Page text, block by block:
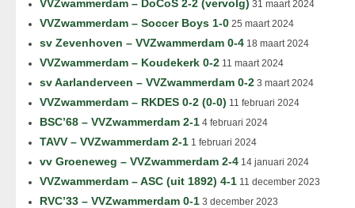
VVZwammerdam – DoCoS 2-2 (vervolg) 31 maart 2024
VVZwammerdam – Soccer Boys 1-0 25 maart 2024
sv Zevenhoven – VVZwammerdam 0-4 18 maart 2024
VVZwammerdam – Koudekerk 0-2 11 maart 2024
sv Aarlanderveen – VVZwammerdam 0-2 3 maart 2024
VVZwammerdam – RKDES 0-2 (0-0) 11 februari 2024
BSC’68 – VVZwammerdam 2-1 4 februari 2024
TAVV – VVZwammerdam 2-1 1 februari 2024
vv Groeneweg – VVZwammerdam 2-4 14 januari 2024
VVZwammerdam – ASC (uit 1892) 4-1 11 december 2023
RVC’33 – VVZwammerdam 0-1 3 december 2023